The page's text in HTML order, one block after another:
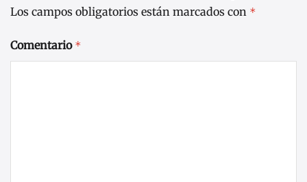
Los campos obligatorios están marcados con *
Comentario *